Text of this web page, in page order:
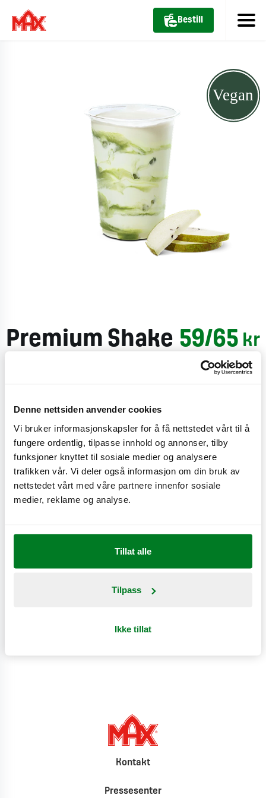
Denne nettsiden anvender cookies
Vi bruker informasjonskapsler for å få nettstedet vårt til å
fungere ordentlig, tilpasse innhold og annonser, tilby
funksjoner knyttet til sosiale medier og analysere
trafikken vår. Vi deler også informasjon om din bruk av
nettstedet vårt med våre partnere innenfor sosiale
medier, reklame og analyse.
Tillat alle
Tilpass
Ikke tillat
Bestill
Premium Shake 59/65 kr
Håndlaget vegansk luksusshake med pærekompott,
100% plantebasert og laget av kokosmelk (kan
inneholde melk spor).
CO 2e 0,4 kg
Kontakt
Pressesenter